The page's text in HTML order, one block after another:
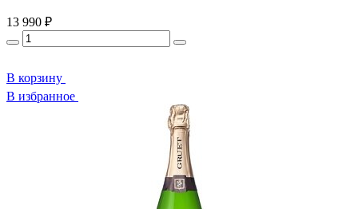
13 990 ₽
В корзину
В избранное